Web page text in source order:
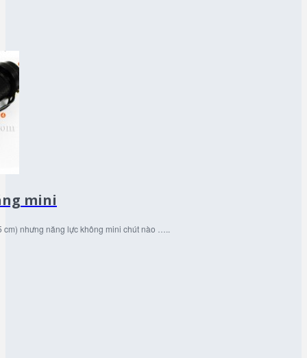
mini
cm) nhưng năng lực không mini chút nào …..